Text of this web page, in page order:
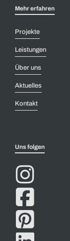
Mehr erfahren
Projekte
Leistungen
Über uns
Aktuelles
Kontakt
Uns folgen


